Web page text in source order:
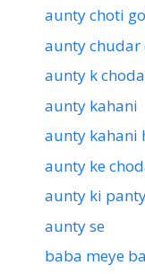
aunty choti
aunty chudar
aunty k
aunty kahani
aunty kahani
aunty ke
aunty ki
aunty se
baba meye